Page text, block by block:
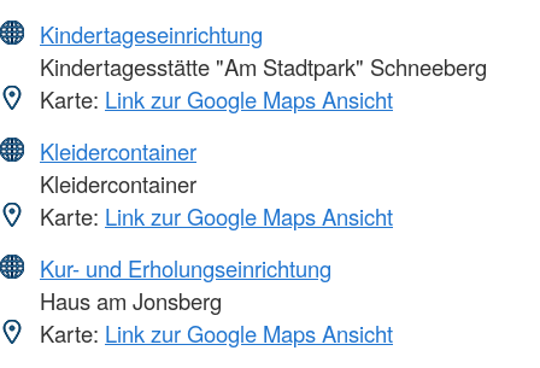
Kindertageseinrichtung
Kindertagesstätte "Am Stadtpark" Schneeberg
Karte: Link zur Google Maps Ansicht
Kleidercontainer
Kleidercontainer
Karte: Link zur Google Maps Ansicht
Kur- und Erholungseinrichtung
Haus am Jonsberg
Karte: Link zur Google Maps Ansicht